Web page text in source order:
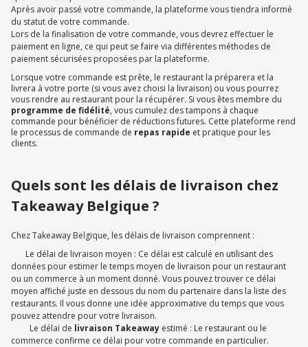
Après avoir passé votre commande, la plateforme vous tiendra informé
du statut de votre commande.
Lors de la finalisation de votre commande, vous devrez effectuer le
paiement en ligne, ce qui peut se faire via différentes méthodes de
paiement sécurisées proposées par la plateforme.
Lorsque votre commande est prête, le restaurant la préparera et la
livrera à votre porte (si vous avez choisi la livraison) ou vous pourrez
vous rendre au restaurant pour la récupérer. Si vous êtes membre du
programme de fidélité, vous cumulez des tampons à chaque
commande pour bénéficier de réductions futures. Cette plateforme rend
le processus de commande de repas rapide et pratique pour les
clients.
Quels sont les délais de livraison chez
Takeaway Belgique ?
Chez Takeaway Belgique, les délais de livraison comprennent :
Le délai de livraison moyen : Ce délai est calculé en utilisant des
données pour estimer le temps moyen de livraison pour un restaurant
ou un commerce à un moment donné. Vous pouvez trouver ce délai
moyen affiché juste en dessous du nom du partenaire dans la liste des
restaurants. Il vous donne une idée approximative du temps que vous
pouvez attendre pour votre livraison.
Le délai de livraison Takeaway estimé : Le restaurant ou le
commerce confirme ce délai pour votre commande en particulier.